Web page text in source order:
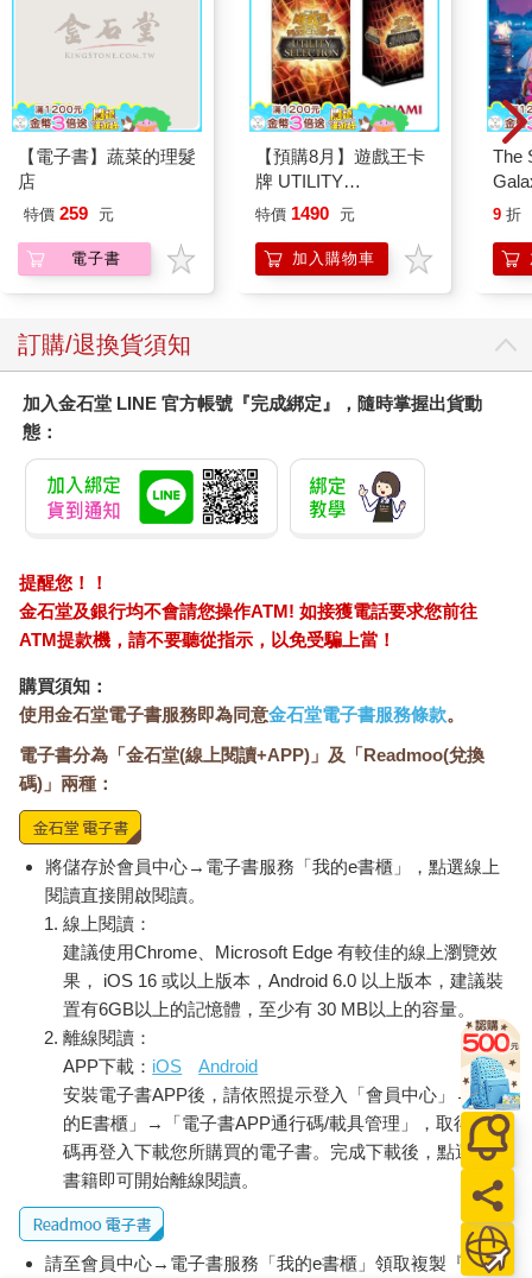
下一刻，她緩緩說出：
「……田代先生。」
她的目光牢牢盯著我房門上的名牌。
我方才對她的同情一瞬間消失無蹤，全數化為恐懼一股腦湧上
來。
她慢慢地朝我房間前面走去，站定不動，彎下腰，雙手軟綿綿地
垂下。
接著，突然像在做熱身運動似地，開始轉動脖子。
她持續轉動脖子到剛好面朝正上方的那瞬間，和我四目交接了。
我害怕到極點，立刻想閉上眼睛，但一連試了好幾次眼睛卻都闔
不上。
那段期間，她訝異地望著我。然後又好像捉迷藏裡的鬼抓到人一
她再次轉回正面，呼喚「田代先生、田代先生」，開始敲我房間
和中川先生那時候一樣，她的語調愈來愈激動，不久後就開始用
拳頭捶了。
這時我又發現一件事，寫著我的姓氏「田代」的名牌後面並非牆
壁，而是一扇普通的房門。
「田代先生，開門──」她一面這麼吼一面用力捶門。「咚」的一
聲，門壞了。
然後，她緩慢走進我的房間裡。同時間，我的視線也跟著進入房
內。
在那裡，我看見躺在床上的自己。她走進房間後，彷彿光線太過
拉，燈就暗了。
房內頓時一片漆黑，也看不見她的身影，但還聽得到呼吸聲和她
講話的聲音。
「田代先生，起來了。田代先生，你聽得見對吧？」她說這些話
的聲音，簡直像貼在我耳邊低語似地清晰。而且除了呼吸聲，我
也感受到吹拂耳際的氣息。
這時，我感覺自己正逐漸從夢中清醒，渾身是汗、既黏膩又悶熱
的體感，以及心臟的跳動都愈來愈真實。
然後我醒了。我睜開眼的瞬間，就看見她直直盯著我的臉。
「哇啊──」我想要大叫，但喉嚨根本使不上力，發不出一絲聲
音。這是我這輩子第一次體驗到何謂鬼壓床。
（本文未完，更多精彩內容請看本書）
【電子書】蔬菜的理髮
店
特價 259 元
電子書
【預購8月】遊戲王卡
牌 UTILITY
SELECTION UT-01 補
日文版（一盒）
特價 1490 元
加入購物車
The
9 折
訂購/退換貨須知
加入金石堂 LINE 官方帳號『完成綁定』，隨時掌握出貨動
態：
提醒您！！
金石堂及銀行均不會請您操作ATM! 如接獲電話要求您前往
ATM提款機，請不要聽從指示，以免受騙上當！
購買須知：
使用金石堂電子書服務即為同意金石堂電子書服務條款。
電子書分為「金石堂(線上閱讀+APP)」及「Readmoo(兌換
碼)」兩種：
將儲存於會員中心→電子書服務「我的e書櫃」，點選線上
閱讀直接開啟閱讀。
線上閱讀：
建議使用Chrome、Microsoft Edge 有較佳的線上瀏覽效
果， iOS 16 或以上版本，Android 6.0 以上版本，建議裝
置有6GB以上的記憶體，至少有 30 MB以上的容量。
離線閱讀：
APP下載： iOS
Android
安裝電子書APP後，請依照提示登入「會員中心」→「我
的E書櫃」→「電子書APP通行碼/載具管理」，取得通行
碼再登入下載您所購買的電子書。完成下載後，點選任一
書籍即可開始離線閱讀。
請至會員中心→電子書服務「我的e書櫃」領取複製『兌換